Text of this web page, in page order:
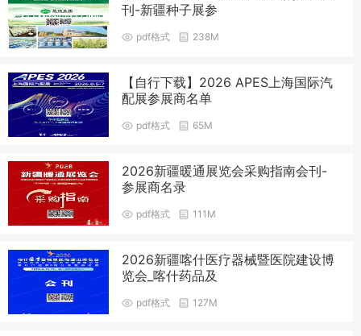
刊-新疆种子展参
pdf格式 238M
【自行下载】2026 APES上海国际汽
配展参展商名单
pdf格式 65M
2026新疆暖通展览会采购指南会刊-
参展商名录
pdf格式 111M
2026新疆喀什医疗器械暨医院建设博
览会_喀什药品及
pdf格式 127M